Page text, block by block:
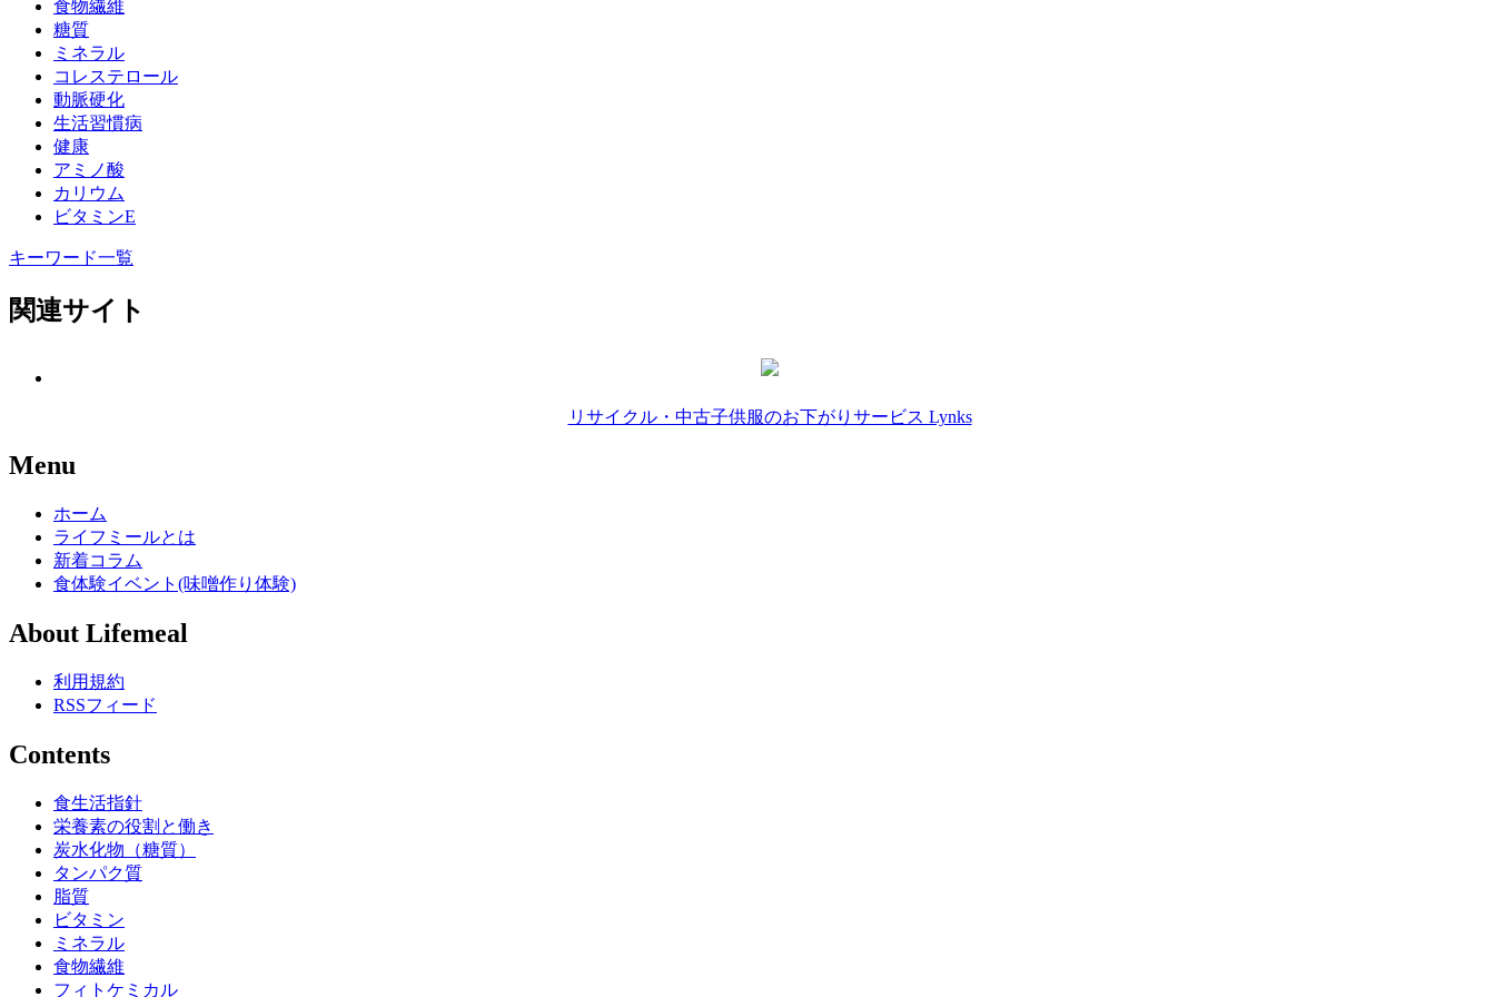
食物繊維
糖質
ミネラル
コレステロール
動脈硬化
生活習慣病
健康
アミノ酸
カリウム
ビタミンE
キーワード一覧
関連サイト
リサイクル・中古子供服のお下がりサービス Lynks
Menu
ホーム
ライフミールとは
新着コラム
食体験イベント(味噌作り体験)
About Lifemeal
利用規約
RSSフィード
Contents
食生活指針
栄養素の役割と働き
炭水化物（糖質）
タンパク質
脂質
ビタミン
ミネラル
食物繊維
フィトケミカル